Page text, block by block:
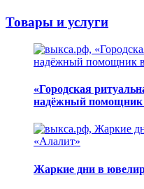
Товары и услуги
«Городская
надёжный помощник
Жаркие дни в